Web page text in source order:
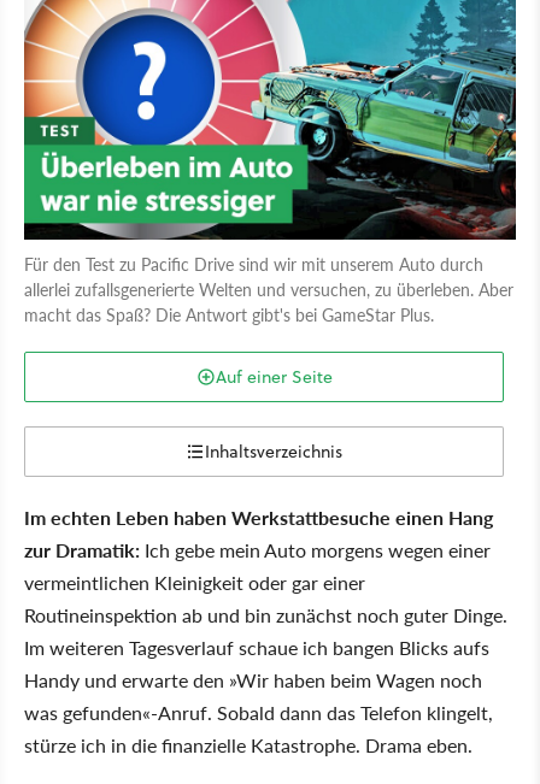
Für den Test zu Pacific Drive sind wir mit unserem Auto durch
allerlei zufallsgenerierte Welten und versuchen, zu überleben. Aber
macht das Spaß? Die Antwort gibt's bei GameStar Plus.
Auf einer Seite
Inhaltsverzeichnis
Im echten Leben haben Werkstattbesuche einen Hang
zur Dramatik: Ich gebe mein Auto morgens wegen einer
vermeintlichen Kleinigkeit oder gar einer
Routineinspektion ab und bin zunächst noch guter Dinge.
Im weiteren Tagesverlauf schaue ich bangen Blicks aufs
Handy und erwarte den »Wir haben beim Wagen noch
was gefunden«-Anruf. Sobald dann das Telefon klingelt,
stürze ich in die finanzielle Katastrophe. Drama eben.